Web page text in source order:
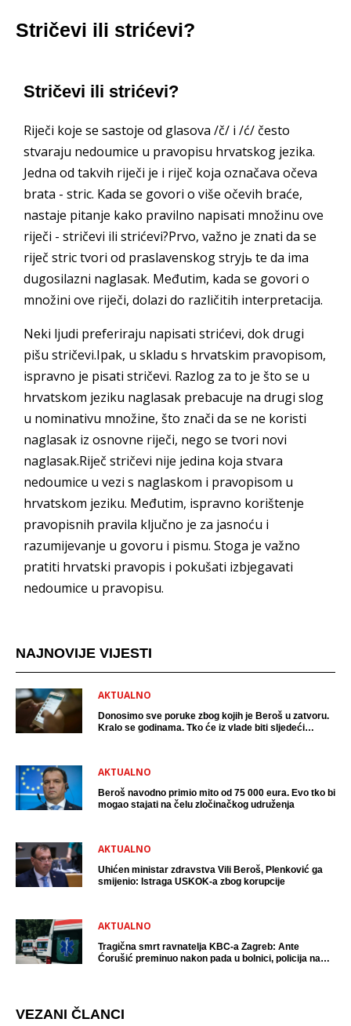
Stričevi ili strićevi?
Stričevi ili strićevi?
Riječi koje se sastoje od glasova /č/ i /ć/ često
stvaraju nedoumice u pravopisu hrvatskog jezika.
Jedna od takvih riječi je i riječ koja označava očeva
brata - stric. Kada se govori o više očevih braće,
nastaje pitanje kako pravilno napisati množinu ove
riječi - stričevi ili strićevi?Prvo, važno je znati da se
riječ stric tvori od praslavenskog stryjь te da ima
dugosilazni naglasak. Međutim, kada se govori o
množini ove riječi, dolazi do različitih interpretacija.
Neki ljudi preferiraju napisati strićevi, dok drugi
pišu stričevi.Ipak, u skladu s hrvatskim pravopisom,
ispravno je pisati stričevi. Razlog za to je što se u
hrvatskom jeziku naglasak prebacuje na drugi slog
u nominativu množine, što znači da se ne koristi
naglasak iz osnovne riječi, nego se tvori novi
naglasak.Riječ stričevi nije jedina koja stvara
nedoumice u vezi s naglaskom i pravopisom u
hrvatskom jeziku. Međutim, ispravno korištenje
pravopisnih pravila ključno je za jasnoću i
razumijevanje u govoru i pismu. Stoga je važno
pratiti hrvatski pravopis i pokušati izbjegavati
nedoumice u pravopisu.
NAJNOVIJE VIJESTI
AKTUALNO
Donosimo sve poruke zbog kojih je Beroš u zatvoru.
Kralo se godinama. Tko će iz vlade biti sljedeći
AKTUALNO
Beroš navodno primio mito od 75 000 eura. Evo tko bi
mogao stajati na čelu zločinačkog udruženja
AKTUALNO
Uhićen ministar zdravstva Vili Beroš, Plenković ga
smijenio: Istraga USKOK-a zbog korupcije
AKTUALNO
Tragična smrt ravnatelja KBC-a Zagreb: Ante
Ćorušić preminuo nakon pada u bolnici, policija na
VEZANI ČLANCI